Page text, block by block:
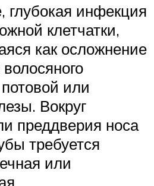
глубокая инфекция
клетчатки,
как осложнение
или
Вокруг
преддверия носа
требуется
или